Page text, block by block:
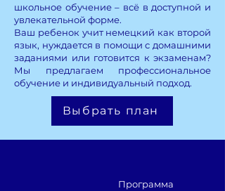
школьное обучение – всё в доступной и
увлекательной форме.
Ваш ребенок учит немецкий как второй
язык, нуждается в помощи с домашними
заданиями или готовится к экзаменам?
Мы предлагаем профессиональное
обучение и индивидуальный подход.
Выбрать план
Программа